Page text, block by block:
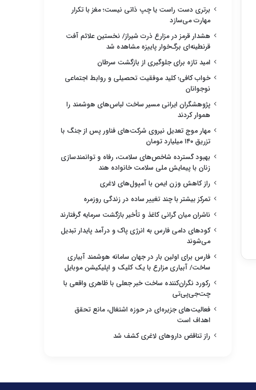
برتری دست راست یا چپ ذاتی نیست؛ مغز با تکرار
مهارت می‌سازد
هشدار قرمز در مزارع ذرت شیراز/ نخستین علائم آفت
قرنطینه‌ای برگ‌خوار پاییزه مشاهده شد
امید تازه برای جلوگیری از بازگشت سرطان
خواب کافی؛ کلید موفقیت تحصیلی و روابط اجتماعی
نوجوانان
پژوهشگران ایرانی مسیر ساخت لباس‌های هوشمند را
هموار کردند
مهار موج تعدیل نیروی شرکت‌های فناور پس از جنگ با
تزریق ۱۴۰ میلیارد تومان
بهبود گسترده شاخص‌های سلامت، رفاه و توانمندسازی
زنان با پیمایش ملی سلامت خانواده هند
راز کاهش وزن ایمن با آمپول‌های لاغری
تمرکز بیشتر با چند تغییر ساده در زندگی روزمره
ناشران میان گرانی کاغذ و تأخیر بازگشت سرمایه گرفتارند
کودهای دامی فارس به انرژی پاک و درآمد پایدار تبدیل
می‌شوند
فارس برای اولین بار در جهان سامانه هوشمند آبیاری
ساخت/ آبیاری مزارع با یک کلیک و اپلیکیشن موبایل
رکورد نگران‌کننده ساخت خبر جعلی با ظاهری واقعی با
چت‌جی‌پی‌تی
فعالیت‌های جزیره‌ای در حوزه اشتغال، مانع تحقق
اهداف است
راز تناقض داروهای لاغری کشف شد